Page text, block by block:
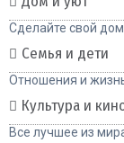
Сделайте свой
Семья и дети
Отношения и
Культура и
Все лучшее из